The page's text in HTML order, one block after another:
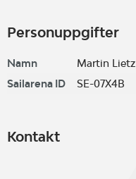
Personuppgifter
Namn
Martin Lietz
Sailarena ID
SE-07X4B
Kontakt